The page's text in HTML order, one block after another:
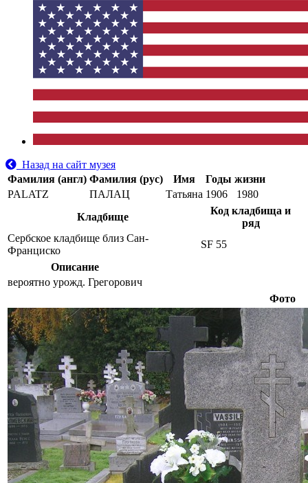
Назад на сайт музея
Фамилия (англ) Фамилия (рус) Имя
Годы жизни
PALATZ
ПАЛАЦ Татьяна 1906
1980
Кладбище
Код кладбища и
ряд
Сербское кладбище близ Сан-
Франциско
SF 55
Описание
вероятно урожд. Грегорович
Фото